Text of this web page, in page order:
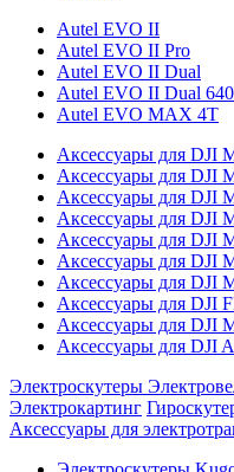
Autel EVO II
Autel EVO II Pro
Autel EVO II Dual
Autel EVO II Dual
Autel EVO MAX 4T
Аксессуары для DJI
Аксессуары для DJI
Аксессуары для DJI
Аксессуары для DJI
Аксессуары для DJI
Аксессуары для DJI
Аксессуары для DJI
Аксессуары для DJI
Аксессуары для DJI
Аксессуары для DJI
Электроскутеры
Электрокартинг
Аксессуары для